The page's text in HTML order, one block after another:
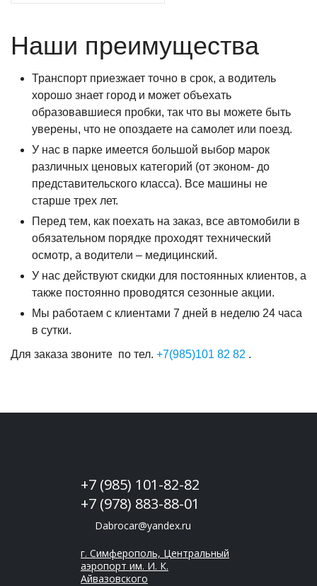
Наши преимущества
Транспорт приезжает точно в срок, а водитель
хорошо знает город и может объехать
образовавшиеся пробки, так что вы можете быть
уверены, что не опоздаете на самолет или поезд.
У нас в парке имеется большой выбор марок
различных ценовых категорий (от эконом- до
представительского класса). Все машины не
старше трех лет.
Перед тем, как поехать на заказ, все автомобили в
обязательном порядке проходят технический
осмотр, а водители – медицинский.
У нас действуют скидки для постоянных клиентов, а
также постоянно проводятся сезонные акции.
Мы работаем с клиентами 7 дней в неделю 24 часа
в сутки.
Для заказа звоните по тел. +7(985)101 82 82 .
+7 (985) 101-82-82
+7 (978) 883-88-01
Dabrocar@yandex.ru
г. Симферополь, Центральный
аэропорт им. И. К.
Айвазовского